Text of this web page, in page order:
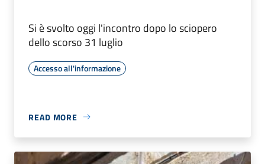
Si è svolto oggi l'incontro dopo lo sciopero
dello scorso 31 luglio
Accesso all'informazione
READ MORE